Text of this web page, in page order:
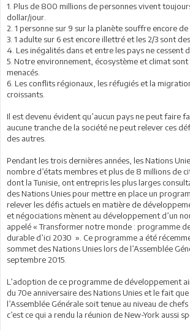
1. Plus de 800 millions de personnes vivent
dollar/jour.
2. 1 personne sur 9 sur la planète souffre encore de
3. 1 adulte sur 6 est encore illettré et les 2/3 sont
4. Les inégalités dans et entre les pays ne cessent
5. Notre environnement, écosystème et climat
menacés.
6. Les conflits régionaux, les réfugiés et la
croissants.
Il est devenu évident qu’aucun pays ne peut faire
aucune tranche de la société ne peut relever ces
des autres.
Pendant les trois dernières années, les Nations
nombre d’états membres et plus de 8 millions de
dont la Tunisie, ont entrepris les plus larges
des Nations Unies pour mettre en place un
relever les défis actuels en matière de
et négociations mènent au développement d’un
appelé « Transformer notre monde : programme
durable d’ici 2030 ». Ce programme a été
sommet des Nations Unies lors de l’Assemblée
septembre 2015.
L’adoption de ce programme de développement
du 70e anniversaire des Nations Unies et le fait
l’Assemblée Générale soit tenue au niveau de chefs
c’est ce qui a rendu la réunion de New-York aussi